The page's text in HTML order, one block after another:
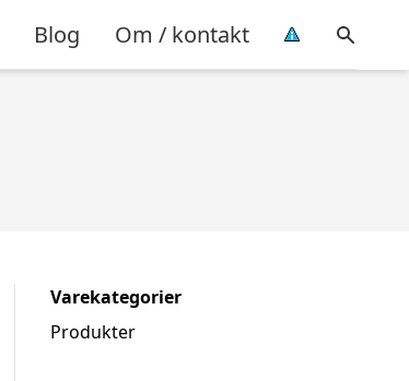
Blog Om / kontakt
Varekategorier
Produkter